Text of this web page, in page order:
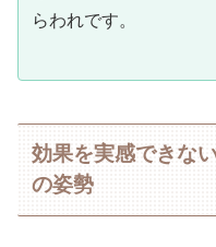
らわれです。
効果を実感できな
の姿勢